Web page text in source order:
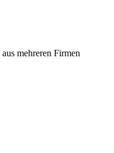
mehreren Firmen